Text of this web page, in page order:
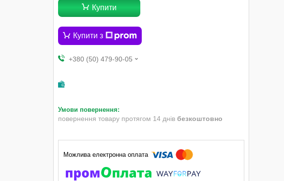
Купити
Купити з
+380 (50) 479-90-05
повернення товару протягом 14 днів безкоштовно